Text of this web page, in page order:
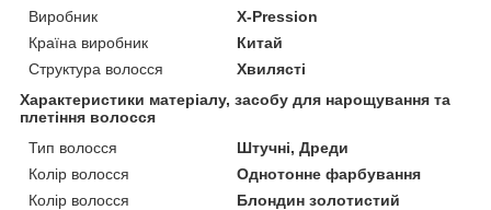
Виробник
X-Pressіon
Країна виробник
Китай
Структура волосся
Хвилясті
Характеристики матеріалу, засобу для нарощування та
плетіння волосся
Тип волосся
Штучні, Дреди
Колір волосся
Однотонне фарбування
Колір волосся
Блондин золотистий